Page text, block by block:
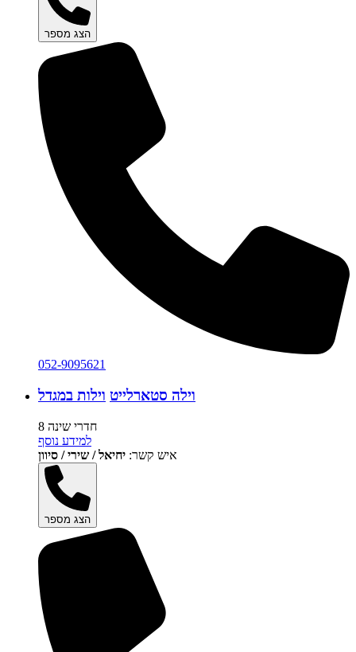
הצג מספר
052-9095621
וילה סטארלייט וילות במגדל
8 חדרי שינה
למידע נוסף
איש קשר: יחיאל / שירי / סיוון
הצג מספר